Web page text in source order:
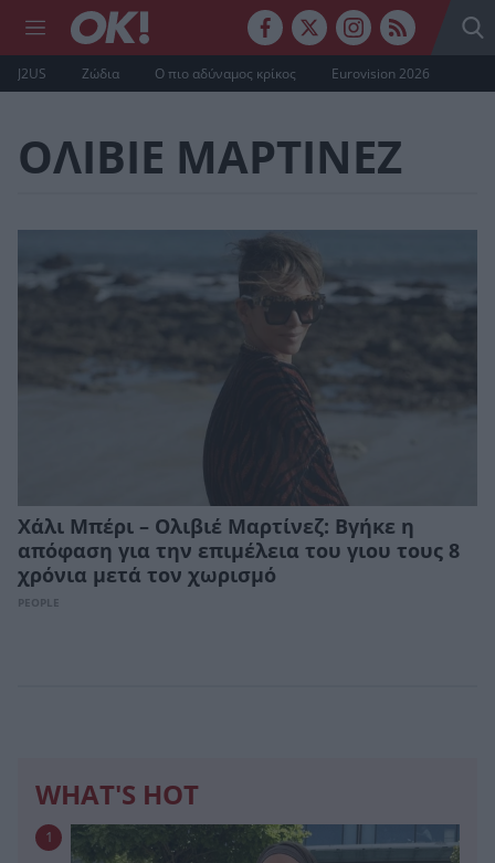
J2US Ζώδια Ο πιο αδύναμος κρίκος Eurovision 2026
ΟΛΙΒΙΕ ΜΑΡΤΙΝΕΖ
Χάλι Μπέρι – Ολιβιέ Μαρτίνεζ: Βγήκε η
απόφαση για την επιμέλεια του γιου τους 8
χρόνια μετά τον χωρισμό
PEOPLE
WHAT'S HOT
1